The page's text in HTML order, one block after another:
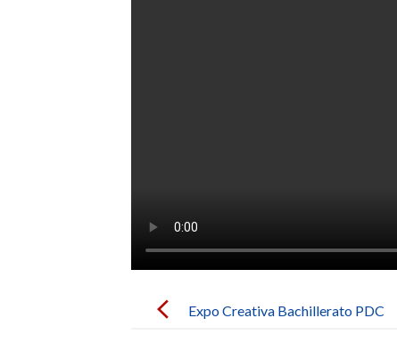
navigationExpo Creativa Bachillerato PDC